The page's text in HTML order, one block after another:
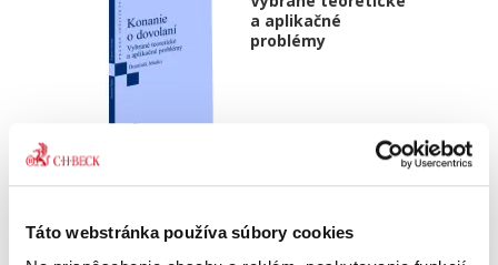
Táto webstránka používa súbory cookies
a aplikačné
problémy
15,24 €bez DPH